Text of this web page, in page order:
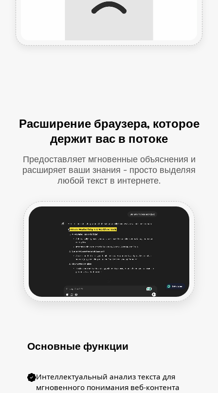
Расширение браузера, которое
держит вас в потоке
Предоставляет мгновенные объяснения и
расширяет ваши знания - просто выделяя
любой текст в интернете.
Основные функции
Интеллектуальный анализ текста для
мгновенного понимания веб-контента